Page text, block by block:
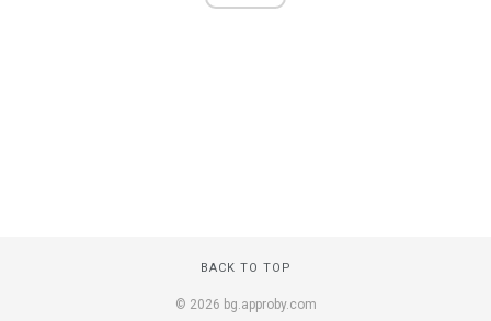
BACK TO TOP
© 2026 bg.approby.com